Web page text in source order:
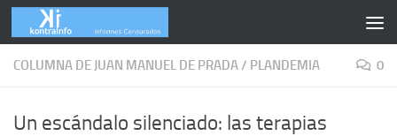
Skip to content
COLUMNA DE JUAN MANUEL DE PRADA/ PLANDEMIA 0
Un escándalo silenciado: las terapias